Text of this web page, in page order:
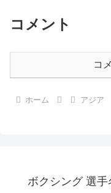
コメント
コ
ホーム アジア
ボクシング 選